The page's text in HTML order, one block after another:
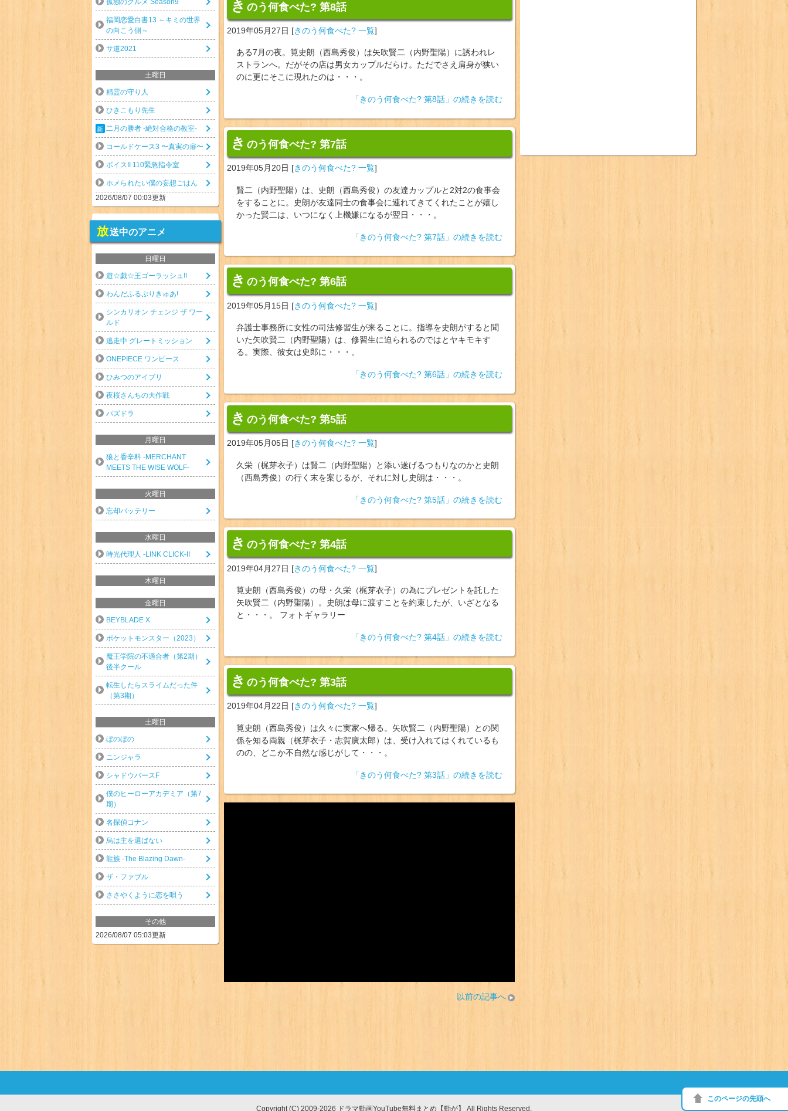
き のう何食べた? 第8話
2019年05月27日 [きのう何食べた? 一覧]
ある7月の夜。筧史朗（西島秀俊）は矢吹賢二（内野聖陽）に誘われレ
ストランへ。だがその店は男女カップルだらけ。ただでさえ肩身が狭い
のに更にそこに現れたのは・・・。
「きのう何食べた? 第8話」の続きを読む
き のう何食べた? 第7話
2019年05月20日 [きのう何食べた? 一覧]
賢二（内野聖陽）は、史朗（西島秀俊）の友達カップルと2対2の食事会
をすることに。史朗が友達同士の食事会に連れてきてくれたことが嬉し
かった賢二は、いつになく上機嫌になるが翌日・・・。
「きのう何食べた? 第7話」の続きを読む
き のう何食べた? 第6話
2019年05月15日 [きのう何食べた? 一覧]
弁護士事務所に女性の司法修習生が来ることに。指導を史朗がすると聞
いた矢吹賢二（内野聖陽）は、修習生に迫られるのではとヤキモキす
る。実際、彼女は史郎に・・・。
「きのう何食べた? 第6話」の続きを読む
き のう何食べた? 第5話
2019年05月05日 [きのう何食べた? 一覧]
久栄（梶芽衣子）は賢二（内野聖陽）と添い遂げるつもりなのかと史朗
（西島秀俊）の行く末を案じるが、それに対し史朗は・・・。
「きのう何食べた? 第5話」の続きを読む
き のう何食べた? 第4話
2019年04月27日 [きのう何食べた? 一覧]
筧史朗（西島秀俊）の母・久栄（梶芽衣子）の為にプレゼントを託した
矢吹賢二（内野聖陽）。史朗は母に渡すことを約束したが、いざとなる
と・・・。 フォトギャラリー
「きのう何食べた? 第4話」の続きを読む
き のう何食べた? 第3話
2019年04月22日 [きのう何食べた? 一覧]
筧史朗（西島秀俊）は久々に実家へ帰る。矢吹賢二（内野聖陽）との関
係を知る両親（梶芽衣子・志賀廣太郎）は、受け入れてはくれているも
のの、どこか不自然な感じがして・・・。
「きのう何食べた? 第3話」の続きを読む
以前の記事へ
福岡恋愛白書13 ～キミの世界
の向こう側～
サ道2021
土曜日
精霊の守り人
ひきこもり先生
二月の勝者 -絶対合格の教室-
コールドケース3 〜真実の扉〜
ボイスII 110緊急指令室
ホメられたい僕の妄想ごはん
2026/08/07 00:03更新
放送中のアニメ
日曜日
遊☆戯☆王ゴーラッシュ!!
わんだふるぷりきゅあ!
シンカリオン チェンジ ザ ワー
ルド
逃走中 グレートミッション
ONEPIECE ワンピース
ひみつのアイプリ
夜桜さんちの大作戦
パズドラ
月曜日
狼と香辛料 -MERCHANT
MEETS THE WISE WOLF-
火曜日
忘却バッテリー
水曜日
時光代理人 -LINK CLICK-II
木曜日
金曜日
BEYBLADE X
ポケットモンスター（2023）
魔王学院の不適合者（第2期）
後半クール
転生したらスライムだった件
（第3期）
土曜日
ぼのぼの
ニンジャラ
シャドウバースF
僕のヒーローアカデミア（第7
期）
名探偵コナン
烏は主を選ばない
龍族 -The Blazing Dawn-
ザ・ファブル
ささやくように恋を唄う
その他
2026/08/07 05:03更新
Copyright (C) 2009-2026 ドラマ動画YouTube無料まとめ【動が】 All Rights Reserved.
このページの先頭へ